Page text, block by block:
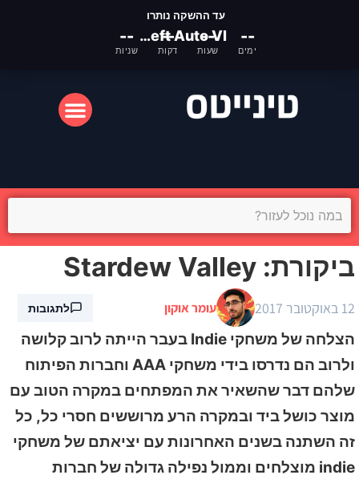
עד ההשקה נותרו
Grand Theft Auto VI --
ימים
--
שעות
--
דקות
--
שניות
ביקורת: Stardew Valley
12 באוקטובר 2017 עומר אוקון לתגובות
הצלחה של משחקי Indie בעבר הייתה לרוב קלושה
ולרוב הם נדרסו בידי משחקי AAA וחברות הפיתוח
שלהם דבר שהשאיר את המפתחים במקרה הטוב עם
מוצר כושל ביד ובמקרה הרע מרוששים חסרי כל, כל
זה השתנה בשנים האחרונות עם יציאתם של משחקי
indie מוצלחים וממול נפילה גדולה של חברות